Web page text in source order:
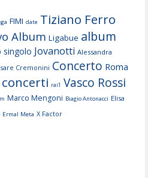
FIMI date Tiziano Ferro
Album Ligabue album
singolo Jovanotti Alessandra
Cremonini Concerto Roma
concerti rai1 Vasco Rossi
Marco Mengoni Biagio Antonacci Elisa
Ermal Meta X Factor